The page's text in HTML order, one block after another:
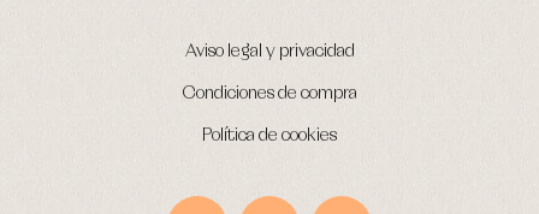
Aviso legal y privacidad
Condiciones de compra
Política de cookies